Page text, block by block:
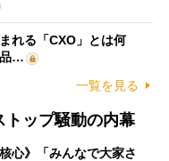
れる「CXO」とは何
品…
一覧を見る
トップ騒動の内幕
心》「みんなで大家さ